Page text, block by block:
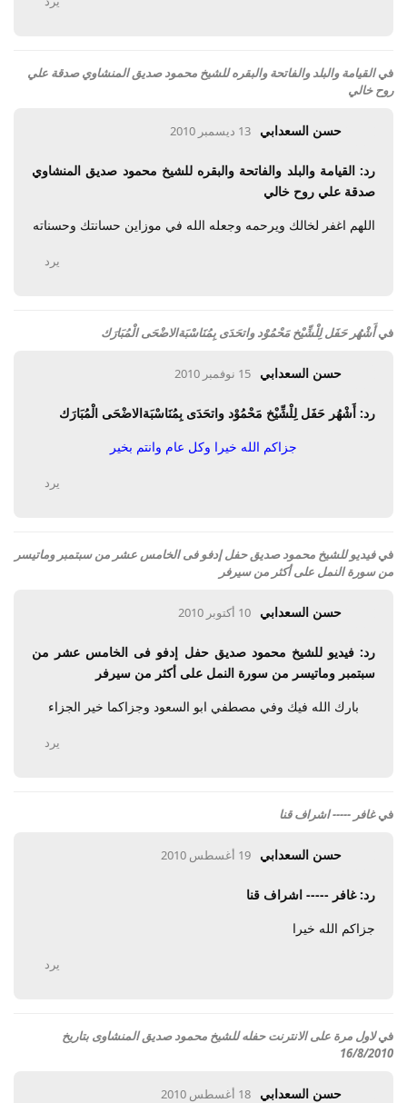
فيالقيامة والبلد والفاتحة والبقره للشيخ محمود صديق المنشاوي صدقة علي
روح خالي
حسن السعدابي 13 ديسمبر 2010
رد: القيامة والبلد والفاتحة والبقره للشيخ محمود صديق المنشاوي
صدقة علي روح خالي
اللهم اغفر لخالك ويرحمه وجعله الله في موزاين حسانتك وحسناته
يرد
فيأَشْهُر حَفَل لِلْشِّيْخ مَحْمُوْد واتحَدَى بِمُنَاسْبَةالاضْحَى الْمُبَارَك
حسن السعدابي 15 نوفمبر 2010
رد: أَشْهُر حَفَل لِلْشِّيْخ مَحْمُوْد واتحَدَى بِمُنَاسْبَةالاضْحَى الْمُبَارَك
جزاكم الله خيرا وكل عام وانتم بخير
يرد
فيفيديو للشيخ محمود صديق حفل إدفو فى الخامس عشر من سبتمبر وماتيسر
من سورة النمل على أكثر من سيرفر
حسن السعدابي 10 أكتوبر 2010
رد: فيديو للشيخ محمود صديق حفل إدفو فى الخامس عشر من
سبتمبر وماتيسر من سورة النمل على أكثر من سيرفر
بارك الله فيك وفي مصطفي ابو السعود وجزاكما خير الجزاء
يرد
فيغافر ----- اشراف قنا
حسن السعدابي 19 أغسطس 2010
رد: غافر ----- اشراف قنا
جزاكم الله خيرا
يرد
فيلاول مرة على الانترنت حفله للشيخ محمود صديق المنشاوى بتاريخ
16/8/2010
حسن السعدابي 18 أغسطس 2010